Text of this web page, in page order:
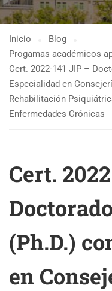
Inicio
Blog
Progamas académicos
Cert. 2022-141 JIP –
Especialidad en
Rehabilitación
Enfermedades Crónicas
Cert.
(Ph.D.)
en